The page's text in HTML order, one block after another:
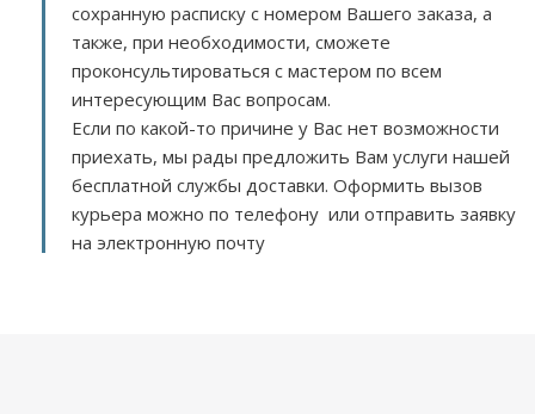
сохранную расписку с номером Вашего заказа, а
также, при необходимости, сможете
проконсультироваться с мастером по всем
интересующим Вас вопросам.
Если по какой-то причине у Вас нет возможности
приехать, мы рады предложить Вам услуги нашей
бесплатной службы доставки. Оформить вызов
курьера можно по телефону или отправить заявку
на электронную почту